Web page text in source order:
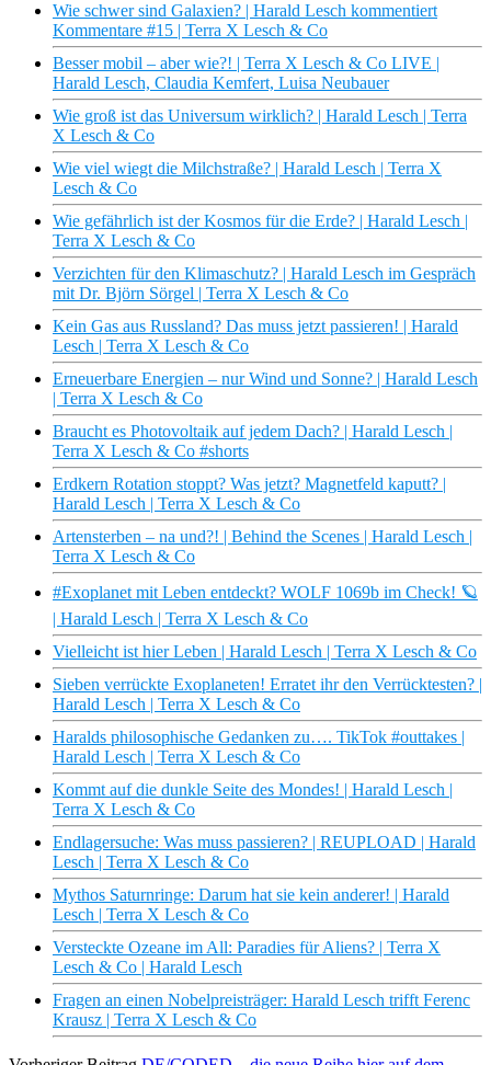
Wie schwer sind Galaxien? | Harald Lesch kommentiert
Kommentare #15 | Terra X Lesch & Co
Besser mobil – aber wie?! | Terra X Lesch & Co LIVE |
Harald Lesch, Claudia Kemfert, Luisa Neubauer
Wie groß ist das Universum wirklich? | Harald Lesch | Terra
X Lesch & Co
Wie viel wiegt die Milchstraße? | Harald Lesch | Terra X
Lesch & Co
Wie gefährlich ist der Kosmos für die Erde? | Harald Lesch |
Terra X Lesch & Co
Verzichten für den Klimaschutz? | Harald Lesch im Gespräch
mit Dr. Björn Sörgel | Terra X Lesch & Co
Kein Gas aus Russland? Das muss jetzt passieren! | Harald
Lesch | Terra X Lesch & Co
Erneuerbare Energien – nur Wind und Sonne? | Harald Lesch
| Terra X Lesch & Co
Braucht es Photovoltaik auf jedem Dach? | Harald Lesch |
Terra X Lesch & Co #shorts
Erdkern Rotation stoppt? Was jetzt? Magnetfeld kaputt? |
Harald Lesch | Terra X Lesch & Co
Artensterben – na und?! | Behind the Scenes | Harald Lesch |
Terra X Lesch & Co
#Exoplanet mit Leben entdeckt? WOLF 1069b im Check! 🪐
| Harald Lesch | Terra X Lesch & Co
Vielleicht ist hier Leben | Harald Lesch | Terra X Lesch & Co
Sieben verrückte Exoplaneten! Erratet ihr den Verrücktesten? |
Harald Lesch | Terra X Lesch & Co
Haralds philosophische Gedanken zu…. TikTok #outtakes |
Harald Lesch | Terra X Lesch & Co
Kommt auf die dunkle Seite des Mondes! | Harald Lesch |
Terra X Lesch & Co
Endlagersuche: Was muss passieren? | REUPLOAD | Harald
Lesch | Terra X Lesch & Co
Mythos Saturnringe: Darum hat sie kein anderer! | Harald
Lesch | Terra X Lesch & Co
Versteckte Ozeane im All: Paradies für Aliens? | Terra X
Lesch & Co | Harald Lesch
Fragen an einen Nobelpreisträger: Harald Lesch trifft Ferenc
Krausz | Terra X Lesch & Co